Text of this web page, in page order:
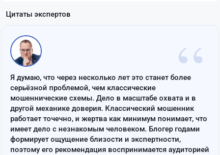
Цитаты экспертов
“
Я думаю, что через несколько лет это станет более
серьёзной проблемой, чем классические
мошеннические схемы. Дело в масштабе охвата и в
другой механике доверия. Классический мошенник
работает точечно, и жертва как минимум понимает, что
имеет дело с незнакомым человеком. Блогер годами
формирует ощущение близости и экспертности,
поэтому его рекомендация воспринимается аудиторией